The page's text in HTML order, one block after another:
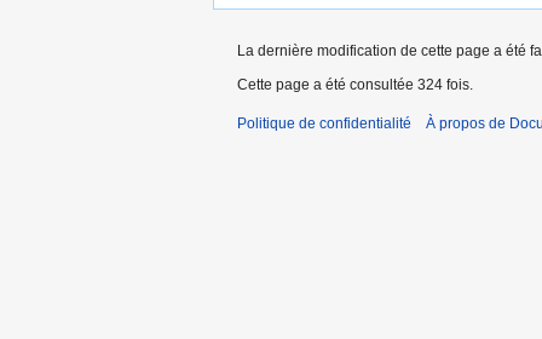
La dernière modification de cette page a été
Cette page a été consultée 324 fois.
Politique de confidentialité À propos de